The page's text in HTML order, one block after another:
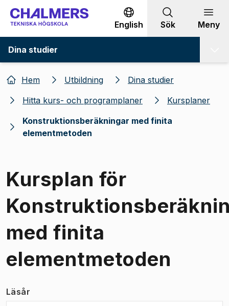
Gå till innehållet
English Sök Meny
Dina studier
Hem Utbildning
Dina studier
Hitta kurs- och programplaner
Kursplaner
Konstruktionsberäkningar med finita
elementmetoden
Kursplan för
med finita
elementmetoden
Läsår